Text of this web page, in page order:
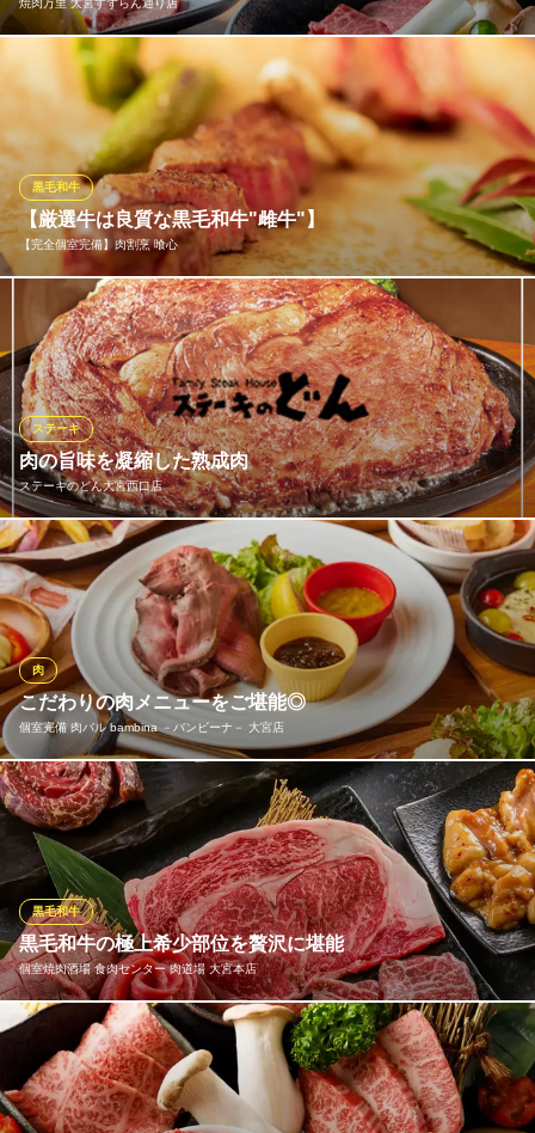
特選和牛大将軍 大宮東口店
特選黒毛和牛で焼肉
ＪＲ大宮駅 徒歩2分
埼玉県さいたま市大宮区宮町1-49 FUJI BUILDING1F
焼肉万里 大宮すずらん通り店
種類豊富な焼肉と、一品料理、ご飯やスープまでついた90分の食
べ放題をご用意！デザート付きは2,508円～ ◎アルコール飲み放
題を2,178円、ソフトドリンク飲み放題は550円です。是非食べ放
題と共にご利用ください。
焼肉万里 大宮すずらん通り店
肉問屋直送焼肉食べ放題
ＪＲ大宮駅 徒歩1分
埼玉県さいたま市大宮区大門町1-20-58 2F
【厳選牛は良質な黒毛和牛"雌牛"】
【完全個室完備】肉割烹 喰心
黒毛和牛
全国の銘柄牛の中から目利きした厳選牛は肉質・脂が良質で深い
味わいの黒毛和牛”雌牛”を使用 噛み締める程に味わい深く、飽き
のこない雌牛に旬の食材や和の香りを加え、お愉しみ頂けます
※こちらは夜のみのこだわりです。
【完全個室完備】肉割烹 喰心
上質な空間でお肉を堪能
ＪＲ大宮駅東口 徒歩3分
埼玉県さいたま市大宮区仲町2-43-1 COMO大宮ビル2F
肉の旨味を凝縮した熟成肉
ステーキのどん大宮西口店
ステーキ
ステーキ通も唸る「熟成リブロインステーキ」。時間をかけて丁
寧に熟成させることで、肉本来の旨味を最大限に凝縮しました。
噛むほどに広がる豊かな風味と、とろけるような食感をご堪能く
ださい。
ステーキのどん大宮西口店
気軽に熱々のステーキ
ＪＲ大宮駅 徒歩6分
埼玉県さいたま市大宮区桜木町1-10-17 シーノ大宮1F
こだわりの肉メニューをご堪能◎
個室完備 肉バル bambina －バンビーナ－ 大宮店
肉
肉バルでもワンランク上の肉メニューが楽しめる♪赤字覚悟の逸品
料理をご用意致しました！ さらに、肉プレート・生ハムサラミボ
ードは女性にも大人気♪お得なコースは全て飲み放題付きでご用意
★飲み会・宴会・誕生日・記念日・歓送迎会には当店の一押しグ
ルメで♪
個室完備 肉バル bambina －バンビーナ－ 大宮店
◆個室完備の肉バル◆
ＪＲ大宮駅 徒歩4分
埼玉県さいたま市大宮区桜木町1-8-3 サンユービル5F
黒毛和牛の極上希少部位を贅沢に堪能
個室焼肉酒場 食肉センター 肉道場 大宮本店
黒毛和牛
厳選された黒毛和牛の極上希少部位を贅沢に盛り合わせました。
とろけるような美しい霜降りと、部位ごとに異なるお肉の旨味や
奥深い味わいを心ゆくまでご堪能いただけます。特別な日のお食
事やご宴会にもぴったりの豪華な一皿です。当店自慢のタレやお